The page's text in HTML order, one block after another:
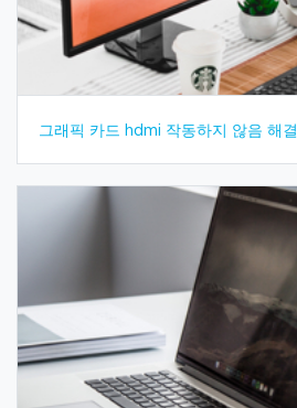
그래픽 카드 hdmi 작동하지 않음 해결